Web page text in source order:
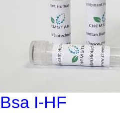
Bsa I-HF